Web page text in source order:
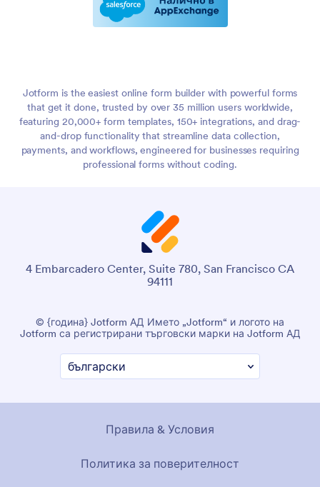
Jotform is the easiest online form builder with powerful forms
that get it done, trusted by over 35 million users worldwide,
featuring 20,000+ form templates, 150+ integrations, and drag-
and-drop functionality that streamline data collection,
payments, and workflows, engineered for businesses requiring
professional forms without coding.
4 Embarcadero Center, Suite 780, San Francisco CA
94111
© {година} Jotform АД Името „Jotform“ и логото на
Jotform са регистрирани търговски марки на Jotform АД
Правила & Условия
Политика за поверителност